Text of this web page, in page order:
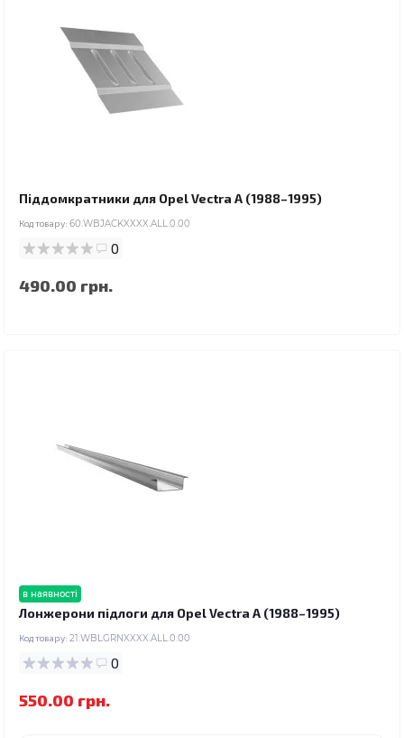
Піддомкратники для Opel Vectra A (1988–1995)
Код товару: 60.WBJACKXXXX.ALL.0.00
0
490.00 грн.
в наявності
Лонжерони підлоги для Opel Vectra A (1988–1995)
Код товару: 21.WBLGRNXXXX.ALL.0.00
0
550.00 грн.